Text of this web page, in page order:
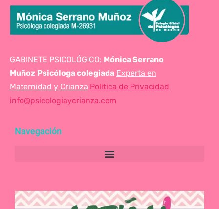
GABINETE PSICOLÓGICO: Mónica Serrano
Muñoz Psicóloga colegiada Experta en
Maternidad y Crianza Política de Privacidad
info@psicologiaycrianza.com
Navegación